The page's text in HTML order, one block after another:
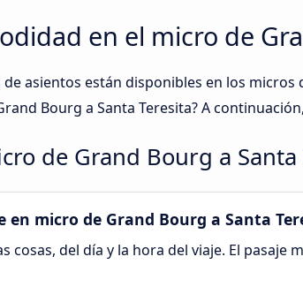
en el micro de
asientos están disponibles en los micros
Bourg a Santa Teresita? A
de Grand Bourg a Santa
en micro de Grand Bourg a Santa
cosas, del día y la hora del viaje. El pasaje